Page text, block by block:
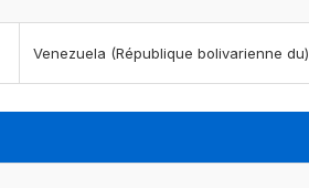
Venezuela (République bolivarienne du)